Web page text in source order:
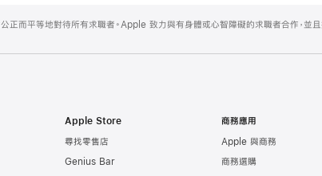
正而平等地對待所有求職者。Apple 致力與有身體或心智障礙的求職者合作，並且
Apple Store
尋找零售店
Genius Bar
商務應用
Apple 與商務
商務選購